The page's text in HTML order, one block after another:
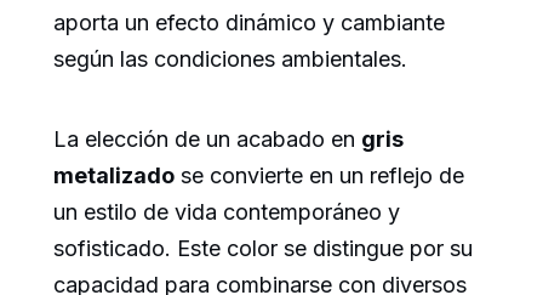
aporta un efecto dinámico y cambiante
según las condiciones ambientales.
La elección de un acabado en gris
metalizado se convierte en un reflejo de
un estilo de vida contemporáneo y
sofisticado. Este color se distingue por su
capacidad para combinarse con diversos